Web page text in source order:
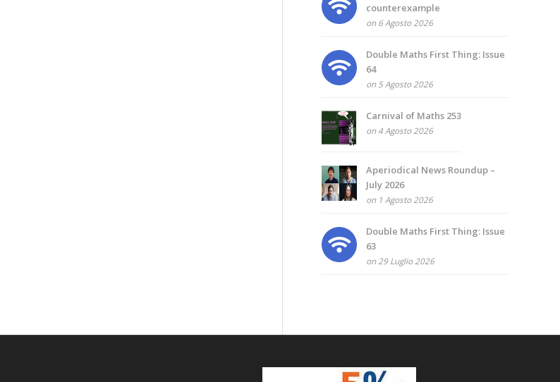
counterexample
on 6 Agosto 2026
Double Maths First Thing: Issue
64
on 5 Agosto 2026
Carnival of Maths 253
on 4 Agosto 2026
Aperiodical News Roundup –
July 2026
on 1 Agosto 2026
Double Maths First Thing: Issue
63
on 29 Luglio 2026